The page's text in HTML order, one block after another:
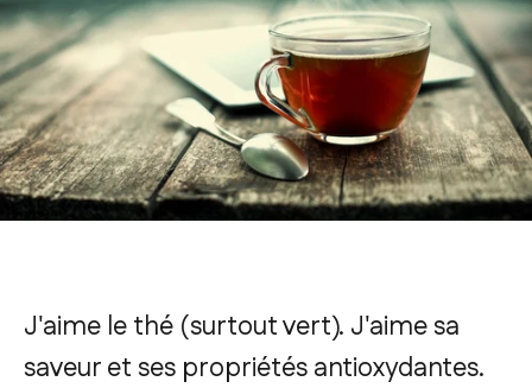
J'aime le thé (surtout vert). J'aime sa
saveur et ses propriétés antioxydantes.